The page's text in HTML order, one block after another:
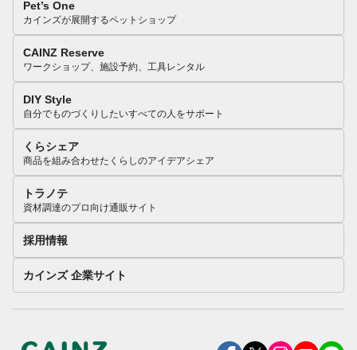
Pet’s One
カインズが展開するペットショップ
CAINZ Reserve
ワークショップ、施設予約、工具レンタル
DIY Style
自分でものづくりしたいすべての人をサポート
くらシェア
商品を組み合わせたくらしのアイデアシェア
トラノテ
資材調達のプロ向け通販サイト
採用情報
カインズ 企業サイト